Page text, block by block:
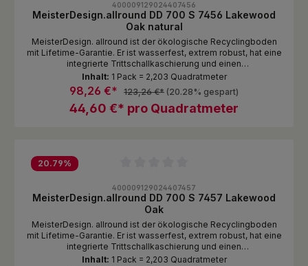
400009129024407456
MeisterDesign.allround DD 700 S 7456 Lakewood
Oak natural
MeisterDesign. allround ist der ökologische Recyclingboden
mit Lifetime-Garantie. Er ist wasserfest, extrem robust, hat eine
integrierte Trittschallkaschierung und einen
renovierungsfreundlichen Aufbau von lediglich 5,5 mm und ist
damit ein echtes Rundum-Talent. Und der absolute
Nachhaltigkeits-Champion: In der innovativen Spezialplatte
stecken neben mineralischen Bestandteilen mehr als zwei
Drittel Recycling-Kunststoff. Produktaufbau Mehrschichtige P-
Bestandteile mit PostConsumer-Recycling im Polymeranteil
44,60 €* pro Quadratmeter
98,26 €* 123,26 €* (20.28% gespart)
Inhalt: 1 Pack = 2,203 Quadratmeter
20.79%
400009129024407457
MeisterDesign.allround DD 700 S 7457 Lakewood
Oak
MeisterDesign. allround ist der ökologische Recyclingboden
mit Lifetime-Garantie. Er ist wasserfest, extrem robust, hat eine
integrierte Trittschallkaschierung und einen
renovierungsfreundlichen Aufbau von lediglich 5,5 mm und ist
Inhalt: 1 Pack = 2,203 Quadratmeter